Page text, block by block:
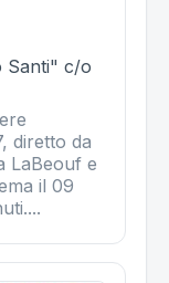
Santi" c/o
diretto da
LaBeouf e
il 09